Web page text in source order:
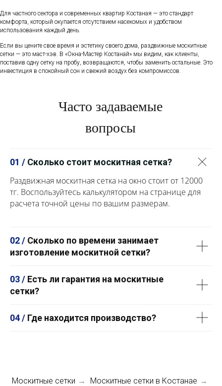
Для частного сектора и современных квартир Костаная — это стандарт
комфорта, который окупается отсутствием насекомых и удобством
использования каждый день.
Если вы цените свое время и эстетику своего дома, раздвижные москитные
сетки — это маст-хэв. В «Окна-Мастер Костанай» мы видим, как клиенты,
поставив одну сетку на пробу, возвращаются, чтобы заменить остальные. Это
инвестиция в спокойный сон и свежий воздух без компромиссов.
Часто задаваемые
вопросы
01 / Сколько стоит москитная сетка?
Раздвижная москитная сетка на окно стоит от 12000
тг. Воспользуйтесь калькулятором на странице для
расчета точной цены по вашим размерам.
02 / Сколько по времени занимает
изготовление москитной сетки?
03 / Есть ли гарантия на москитные
сетки?
04 / Где находится производство?
Москитные сетки → Москитные сетки в Костанае →